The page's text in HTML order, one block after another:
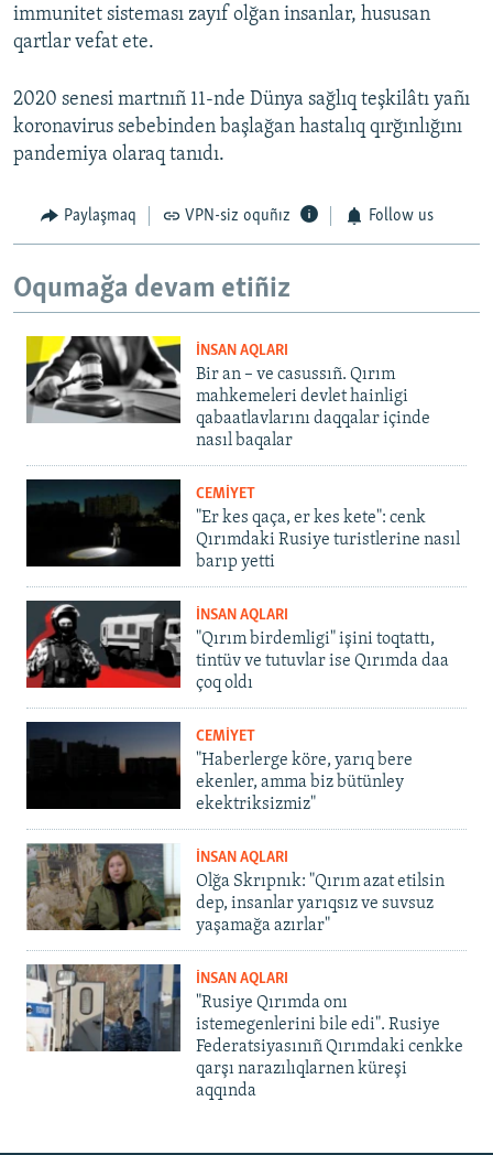
immunitet sisteması zayıf olğan insanlar, hususan
qartlar vefat ete.
2020 senesi martnıñ 11-nde Dünya sağlıq teşkilâtı yañı
koronavirus sebebinden başlağan hastalıq qırğınlığını
pandemiya olaraq tanıdı.
Paylaşmaq VPN-siz oquñız Follow us
Oqumağa devam etiñiz
İNSAN AQLARI
Bir an – ve casussıñ. Qırım
mahkemeleri devlet hainligi
qabaatlavlarını daqqalar içinde
nasıl baqalar
CEMİYET
"Er kes qaça, er kes kete": cenk
Qırımdaki Rusiye turistlerine nasıl
barıp yetti
İNSAN AQLARI
"Qırım birdemligi" işini toqtattı,
tintüv ve tutuvlar ise Qırımda daa
çoq oldı
CEMİYET
"Haberlerge köre, yarıq bere
ekenler, amma biz bütünley
ekektriksizmiz"
İNSAN AQLARI
Olğa Skrıpnık: "Qırım azat etilsin
dep, insanlar yarıqsız ve suvsuz
yaşamağa azırlar"
İNSAN AQLARI
"Rusiye Qırımda onı
istemegenlerini bile edi". Rusiye
Federatsiyasınıñ Qırımdaki cenkke
qarşı narazılıqlarnen küreşi
aqqında